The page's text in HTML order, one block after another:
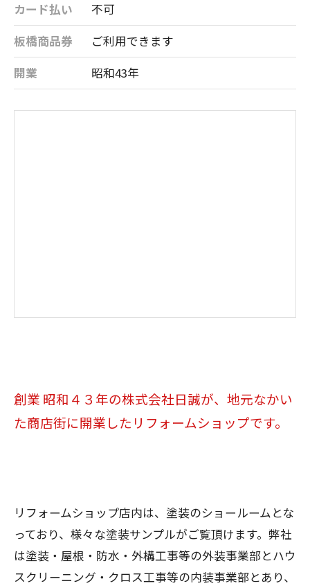
カード払い
不可
板橋商品券
ご利用できます
開業
昭和43年
創業 昭和４３年の株式会社日誠が、地元なかい
た商店街に開業したリフォームショップです。
リフォームショップ店内は、塗装のショールームとな
っており、様々な塗装サンプルがご覧頂けます。弊社
は塗装・屋根・防水・外構工事等の外装事業部とハウ
スクリーニング・クロス工事等の内装事業部とあり、